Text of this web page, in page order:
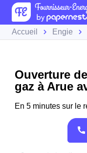
Accueil Engie